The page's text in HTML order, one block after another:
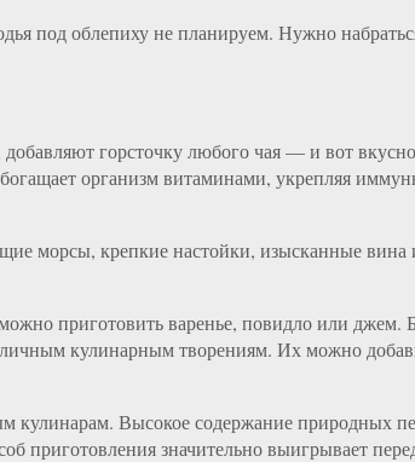
под облепиху не планируем. Нужно
горсточку любого чая — и вот
организм витаминами, укрепляя
морсы, крепкие настойки, изысканные вина
приготовить варенье, повидло или джем.
кулинарным творениям. Их можно
Высокое содержание природных
приготовления значительно выигрывает